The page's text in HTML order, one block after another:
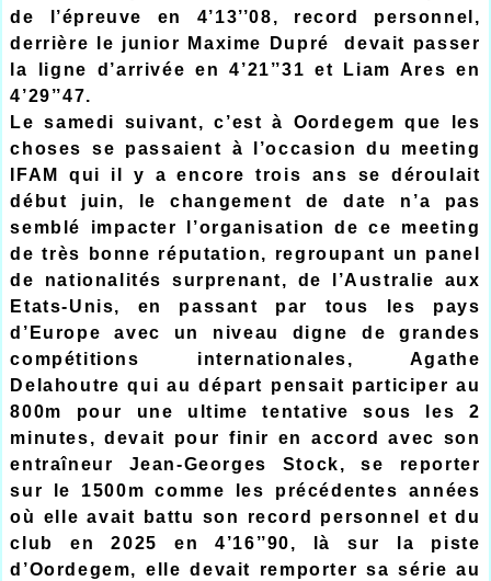
de l’épreuve en 4’13’’08, record personnel,
derrière le junior Maxime Dupré devait passer
la ligne d’arrivée en 4’21’’31 et Liam Ares en
4’29’’47.
Le samedi suivant, c’est à Oordegem que les
choses se passaient à l’occasion du meeting
IFAM qui il y a encore trois ans se déroulait
début juin, le changement de date n’a pas
semblé impacter l’organisation de ce meeting
de très bonne réputation, regroupant un panel
de nationalités surprenant, de l’Australie aux
Etats-Unis, en passant par tous les pays
d’Europe avec un niveau digne de grandes
compétitions internationales, Agathe
Delahoutre qui au départ pensait participer au
800m pour une ultime tentative sous les 2
minutes, devait pour finir en accord avec son
entraîneur Jean-Georges Stock, se reporter
sur le 1500m comme les précédentes années
où elle avait battu son record personnel et du
club en 2025 en 4’16’’90, là sur la piste
d’Oordegem, elle devait remporter sa série au